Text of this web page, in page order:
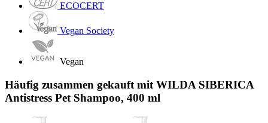
ECOCERT
Vegan Society
Vegan
Häufig zusammen gekauft mit WILDA SIBERICA
Antistress Pet Shampoo, 400 ml